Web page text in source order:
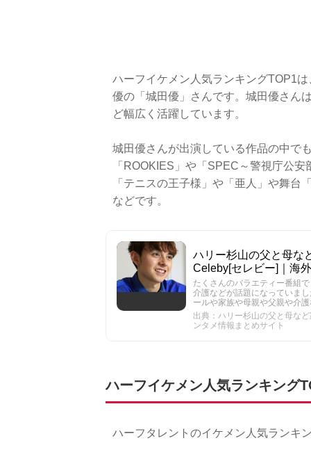
ハーフイケメン人気ランキングTOP1
優の「城田優」さんです。城田優さん
ど幅広く活躍しています。
城田優さんが出演している作品の中で
「ROOKIES」や「SPEC～警視庁公
「テニスの王子様」や「亜人」や舞台
などです。
ハリー杉山の父と母な
Celeby[セレビー]｜海
たくさんのバラエティー番組
介護などが話題になっていま
ールや家族や母親や父親や介
出典：ハリー杉山の父と母な
ンタメ情報まとめサイト
ハーフイケメン人気ランキング
ハーフタレントのイケメン人気ランキ